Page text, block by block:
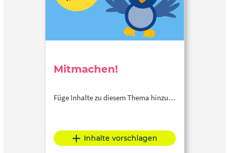
Mitmachen!
Füge Inhalte zu diesem Thema hinzu…
Inhalte vorschlagen